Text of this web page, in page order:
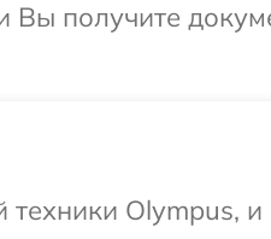
Вы получите
Olympus,